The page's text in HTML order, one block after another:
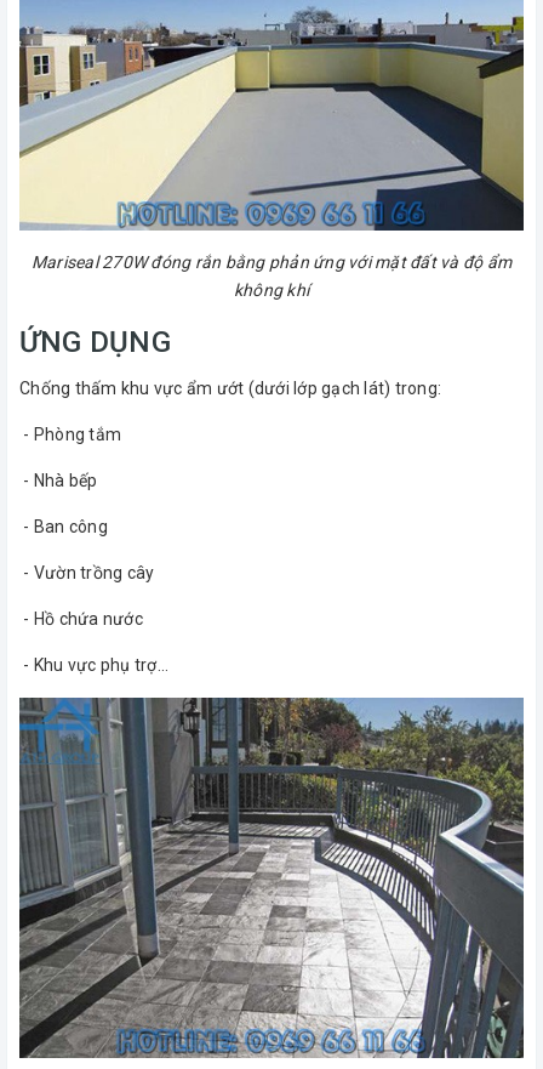
Mariseal 270W đóng rắn bằng phản ứng với mặt đất và độ ẩm
không khí
ỨNG DỤNG
Chống thấm khu vực ẩm ướt (dưới lớp gạch lát) trong:
- Phòng tắm
- Nhà bếp
- Ban công
- Vườn trồng cây
- Hồ chứa nước
- Khu vực phụ trợ…